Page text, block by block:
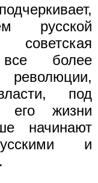
русской
советская
все более
под
его жизни
начинают
и